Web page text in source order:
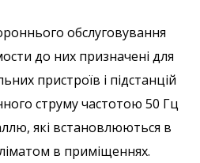
обслуговування
до них призначені для
пристроїв і підстанцій
струму частотою 50 Гц
які встановлюються в
в приміщеннях.